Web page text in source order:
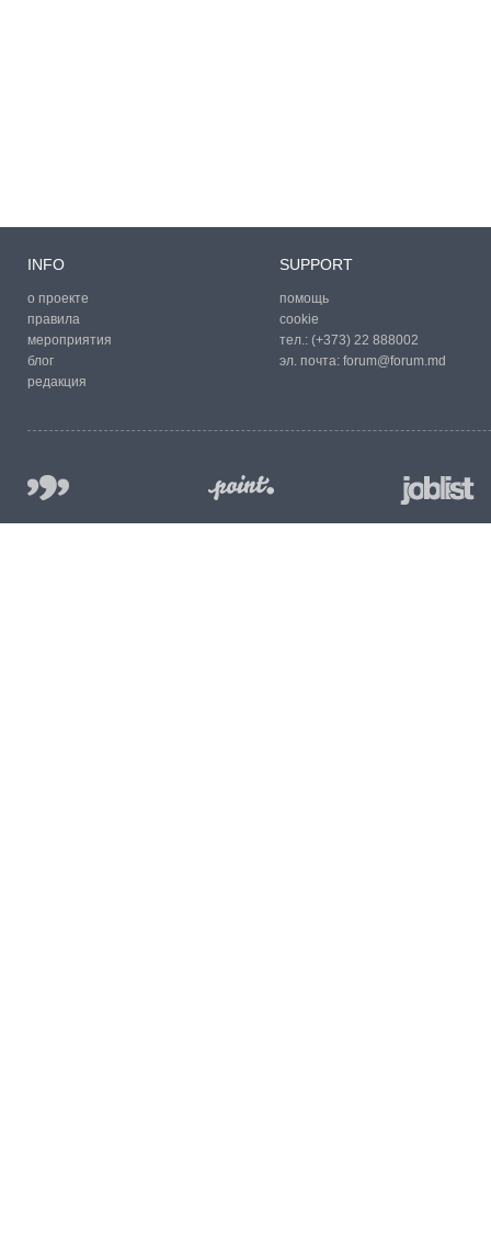
INFO
о проекте
правила
мероприятия
блог
редакция
SUPPORT
помощь
cookie
тел.: (+373) 22 888002
эл. почта: forum@forum.md